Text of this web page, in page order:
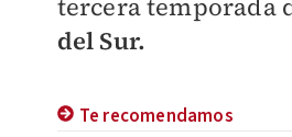
tercera temporada
del Sur.
Te recomendamos